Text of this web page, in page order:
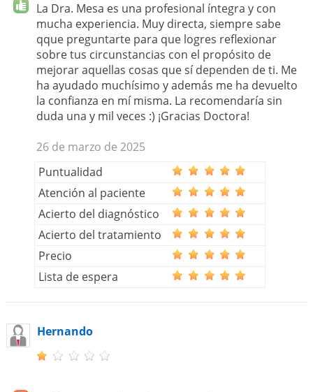
La Dra. Mesa es una profesional íntegra y con
mucha experiencia. Muy directa, siempre sabe
qque preguntarte para que logres reflexionar
sobre tus circunstancias con el propósito de
mejorar aquellas cosas que sí dependen de ti. Me
ha ayudado muchísimo y además me ha devuelto
la confianza en mí misma. La recomendaría sin
duda una y mil veces :) ¡Gracias Doctora!
26 de marzo de 2025
Puntualidad
Atención al paciente
Acierto del diagnóstico
Acierto del tratamiento
Precio
Lista de espera
Hernando